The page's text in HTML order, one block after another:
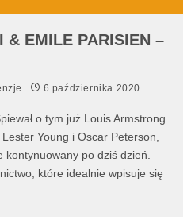
& EMILE PARISIEN –
6 października 2020
o tym już Louis Armstrong
Young i Oscar Peterson,
kontynuowany po dziś dzień.
które idealnie wpisuje się